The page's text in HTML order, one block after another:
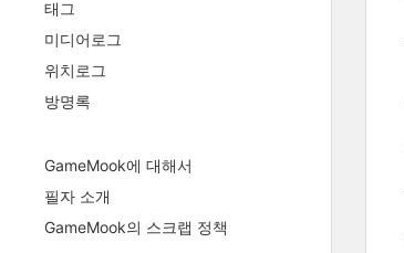
태그
미디어로그
위치로그
방명록
GameMook에 대해서
필자 소개
GameMook의 스크랩 정책